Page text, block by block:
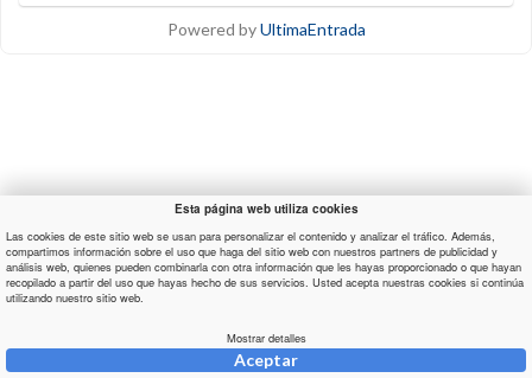
Esta página web utiliza cookies
Las cookies de este sitio web se usan para personalizar el contenido y analizar el tráfico. Además,
compartimos información sobre el uso que haga del sitio web con nuestros partners de publicidad y
análisis web, quienes pueden combinarla con otra información que les hayas proporcionado o que hayan
recopilado a partir del uso que hayas hecho de sus servicios. Usted acepta nuestras cookies si continúa
utilizando nuestro sitio web.
Mostrar detalles
Aceptar
Powered byUltimaEntrada